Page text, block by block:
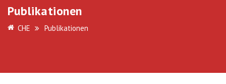
Publikationen
CHE Publikationen